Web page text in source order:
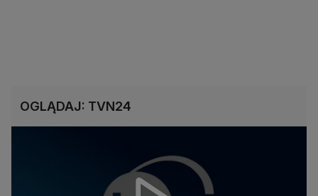
OGLĄDAJ: TVN24